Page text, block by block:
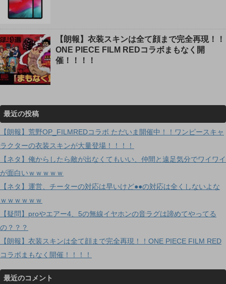
【朗報】衣装スキンは全て顔まで完全再現！！
ONE PIECE FILM REDコラボまもなく開
催！！！！
最近の投稿
【朗報】荒野OP_FILMREDコラボ ただいま開催中！！ワンピースキャ
ラクターの衣装スキンが大量登場！！！！
【ネタ】俺からしたら敵が出なくてもいい、仲間と遠足気分でワイワイ
が面白いｗｗｗｗｗ
【ネタ】運営、チーターの対応は早いけど●●の対応は全くしないよな
ｗｗｗｗｗｗ
【疑問】proやエアー4、5の無線イヤホンの音ラグは諦めてやってる
の？？？
【朗報】衣装スキンは全て顔まで完全再現！！ONE PIECE FILM RED
コラボまもなく開催！！！！
最近のコメント